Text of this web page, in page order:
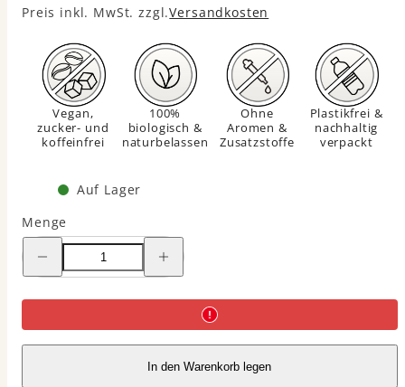
Preis inkl. MwSt. zzgl.Versandkosten
Vegan,
zucker- und
koffeinfrei
100%
biologisch &
naturbelassen
Ohne
Aromen &
Zusatzstoffe
Plastikfrei &
nachhaltig
verpackt
Auf Lager
Menge
Menge
für
Wechselglück
und
verringern
für
Wechselglück
und
Vorratsglas
erhöhen
In den Warenkorb legen